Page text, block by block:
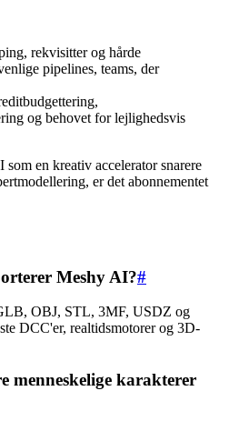
rekvisitter og hårde
pipelines, teams, der
og behovet for lejlighedsvis
en kreativ accelerator snarere
er det abonnementet
Meshy AI?#
OBJ, STL, 3MF, USDZ og
DCC'er, realtidsmotorer og 3D-
menneskelige karakterer